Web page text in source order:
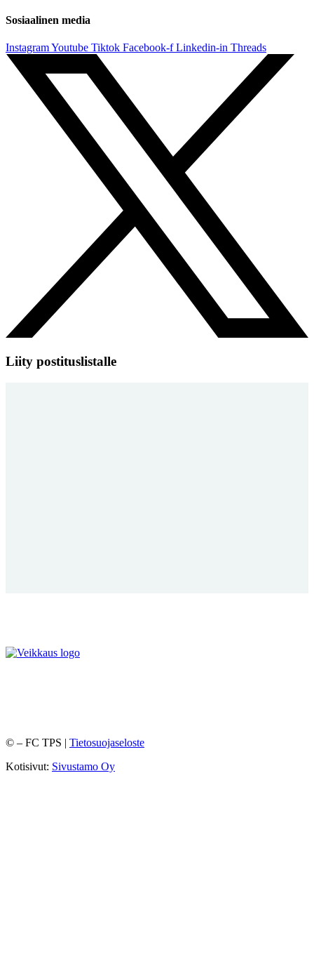
Sosiaalinen media
InstagramYoutube Tiktok Facebook-f Linkedin-in Threads
Liity postituslistalle
© – FC TPS | Tietosuojaseloste
Kotisivut: Sivustamo Oy